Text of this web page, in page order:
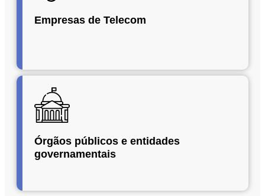
Empresas de Telecom
Órgãos públicos e entidades
governamentais